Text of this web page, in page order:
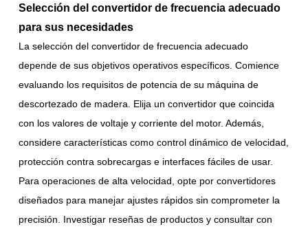
Selección del convertidor de frecuencia adecuado
para sus necesidades
La selección del convertidor de frecuencia adecuado
depende de sus objetivos operativos específicos. Comience
evaluando los requisitos de potencia de su máquina de
descortezado de madera. Elija un convertidor que coincida
con los valores de voltaje y corriente del motor. Además,
considere características como control dinámico de velocidad,
protección contra sobrecargas e interfaces fáciles de usar.
Para operaciones de alta velocidad, opte por convertidores
diseñados para manejar ajustes rápidos sin comprometer la
precisión. Investigar reseñas de productos y consultar con